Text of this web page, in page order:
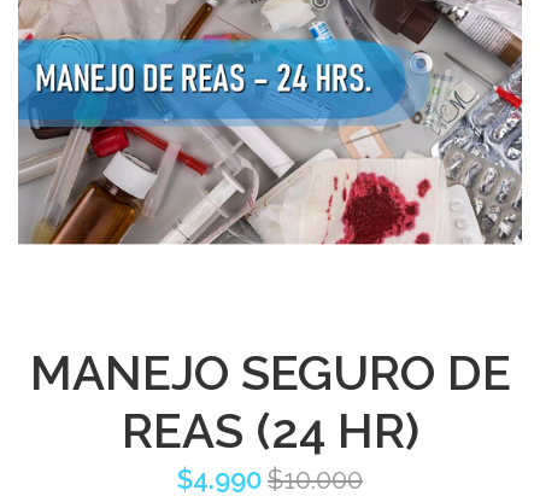
MANEJO SEGURO DE
REAS (24 HR)
$4.990$10.000